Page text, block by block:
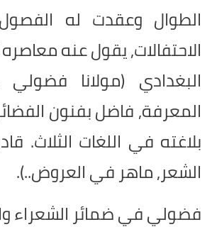
الطوال وعقدت له
الاحتفالات, يقول عنه
البغدادي (مولانا
المعرفة, فاضل بفنون
بلاغته في اللغات الثلاث.
الشعر, ماهر في العروض..).
فضولي في ضمائر الشعراء